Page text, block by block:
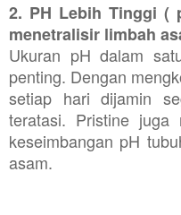
2. PH Lebih Tinggi (
menetralisir limbah
Ukuran pH dalam
penting. Dengan
setiap hari dijamin
teratasi. Pristine juga
keseimbangan pH
asam.